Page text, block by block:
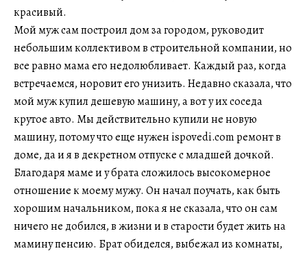
красивый.
Мой муж сам построил дом за городом, руководит
небольшим коллективом в строительной компании, но
все равно мама его недолюбливает. Каждый раз, когда
встречаемся, норовит его унизить. Недавно сказала, что
мой муж купил дешевую машину, а вот у их соседа
крутое авто. Мы действительно купили не новую
машину, потому что еще нужен ispovedi.com ремонт в
доме, да и я в декретном отпуске с младшей дочкой.
Благодаря маме и у брата сложилось высокомерное
отношение к моему мужу. Он начал поучать, как быть
хорошим начальником, пока я не сказала, что он сам
ничего не добился, в жизни и в старости будет жить на
мамину пенсию. Брат обиделся, выбежал из комнаты,